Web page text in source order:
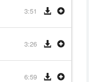
3:51
3:26
6:59